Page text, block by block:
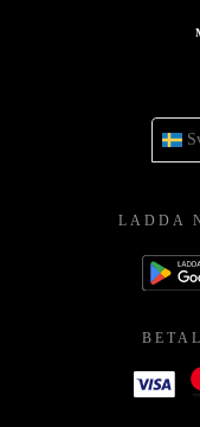
LADDA